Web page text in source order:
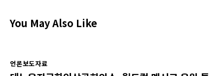
You May Also Like
언론보도자료